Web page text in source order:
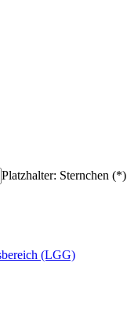
Platzhalter: Sternchen (*)
(LGG)